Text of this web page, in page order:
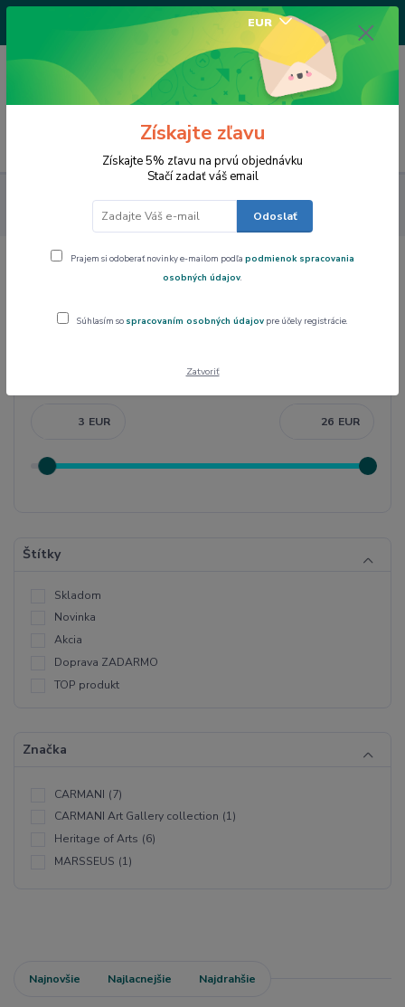
EUR
/Po-Pi 9-17 hod/
0,00 EUR
Art Gallery Collection Vincent van GOGH
Porcelán: sady,
Porcelán: sady, šálky, hrnčeky
EUR EUR
Štítky
Skladom
Novinka
Akcia
Doprava ZADARMO
TOP produkt
Značka
CARMANI (7)
CARMANI Art Gallery collection (1)
Heritage of Arts (6)
MARSSEUS (1)
Najnovšie Najlacnejšie Najdrahšie
Získajte zľavu
Získajte 5% zľavu na prvú objednávku
Stačí zadať váš email
Odoslať
Prajem si odoberať novinky e-mailom podľa podmienok spracovania
osobných údajov.
Súhlasím so spracovaním osobných údajov pre účely registrácie.
Zatvoriť